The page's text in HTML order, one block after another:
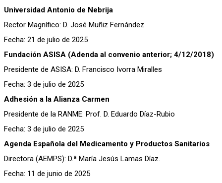
Universidad Antonio de Nebrija
Rector Magnífico: D. José Muñiz Fernández
Fecha: 21 de julio de 2025
Fundación ASISA (Adenda al convenio anterior; 4/12/2018)
Presidente de ASISA: D. Francisco Ivorra Miralles
Fecha: 3 de julio de 2025
Adhesión a la Alianza Carmen
Presidente de la RANME: Prof. D. Eduardo Díaz-Rubio
Fecha: 3 de julio de 2025
Agenda Española del Medicamento y Productos Sanitarios
Directora (AEMPS): D.ª María Jesús Lamas Díaz.
Fecha: 11 de junio de 2025